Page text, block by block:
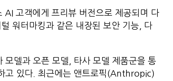
고객에게 프리뷰 버전으로 제공되며 다
워터마킹과 같은 내장된 보안 기능, 다
모델과 오픈 모델, 타사 모델 제품군을 통
고 있다. 최근에는 앤트로픽(Anthropic)